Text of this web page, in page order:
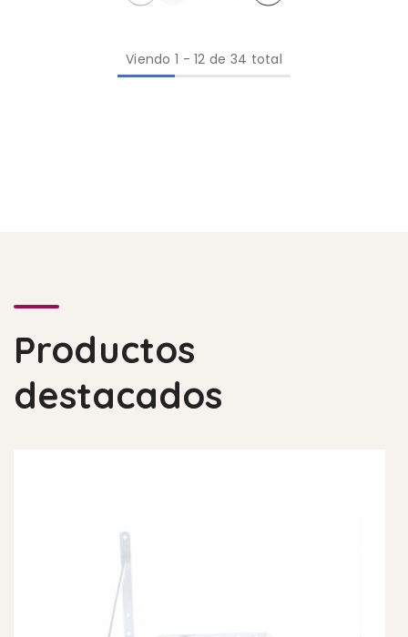
Viendo 1 - 12 de 34 total
Productos
destacados